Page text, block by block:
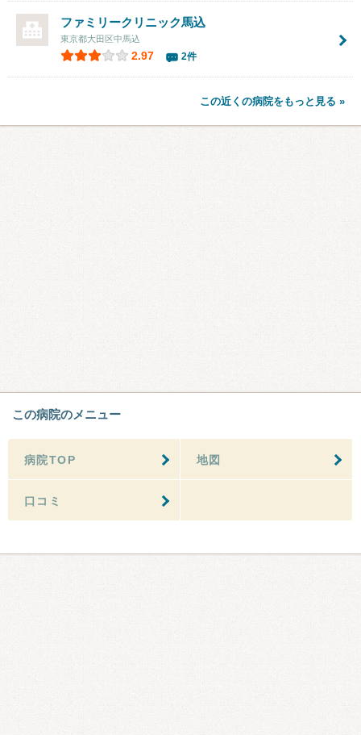
ファミリークリニック馬込
東京都大田区中馬込
2.97 2件
この近くの病院をもっと見る »
この病院のメニュー
病院TOP 地図
口コミ